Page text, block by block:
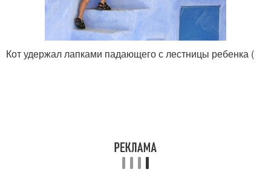
Кот удержал лапками падающего с лестницы ребенка (